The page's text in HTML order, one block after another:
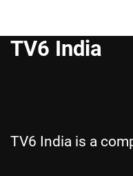
TV6 India
TV6 India is a